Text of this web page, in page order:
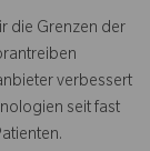
die Grenzen der
verbessert
seit fast